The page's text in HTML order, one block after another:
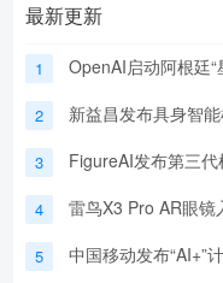
最新更新
1 OpenAI启动阿根廷
2 新益昌发布具身智
3 FigureAI发布第三
4 雷鸟X3 Pro AR眼
5 中国移动发布“AI+”